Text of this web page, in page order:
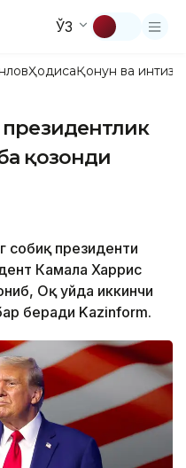
ЎЗ
ҲодисаҚонун ва
қозонди
собиқ президенти
Камала Харрис
Оқ уйда иккинчи
беради Kazinform.